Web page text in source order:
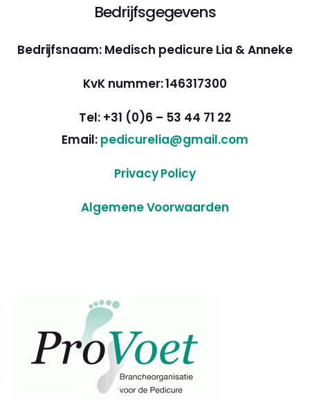
Bedrijfsgegevens
Bedrijfsnaam: Medisch pedicure Lia & Anneke
KvK nummer: 146317300
Tel: +31 (0)6 – 53 44 71 22
Email: pedicurelia@gmail.com
Privacy Policy
Algemene Voorwaarden